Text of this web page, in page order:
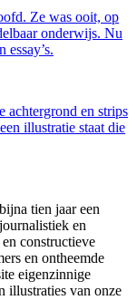
Ze was ooit, op
onderwijs. Nu
essay’s.
achtergrond en strips
illustratie staat die
tien jaar een
en
constructieve
en ontheemde
eigenzinnige
illustraties van onze